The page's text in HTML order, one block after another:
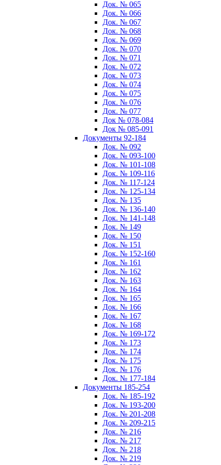
Док. № 065
Док. № 066
Док. № 067
Док. № 068
Док. № 069
Док. № 070
Док. № 071
Док. № 072
Док. № 073
Док. № 074
Док. № 075
Док. № 076
Док. № 077
Док № 078-084
Док № 085-091
Документы 92-184
Док. № 092
Док. № 093-100
Док. № 101-108
Док. № 109-116
Док. № 117-124
Док. № 125-134
Док. № 135
Док. № 136-140
Док. № 141-148
Док. № 149
Док. № 150
Док. № 151
Док. № 152-160
Док. № 161
Док. № 162
Док. № 163
Док. № 164
Док. № 165
Док. № 166
Док. № 167
Док. № 168
Док. № 169-172
Док. № 173
Док. № 174
Док. № 175
Док. № 176
Док. № 177-184
Документы 185-254
Док. № 185-192
Док. № 193-200
Док. № 201-208
Док. № 209-215
Док. № 216
Док. № 217
Док. № 218
Док. № 219